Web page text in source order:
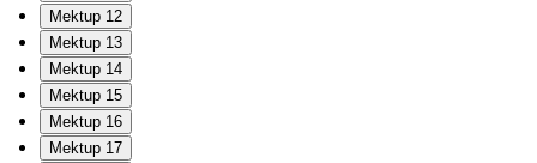
Mektup 12
Mektup 13
Mektup 14
Mektup 15
Mektup 16
Mektup 17